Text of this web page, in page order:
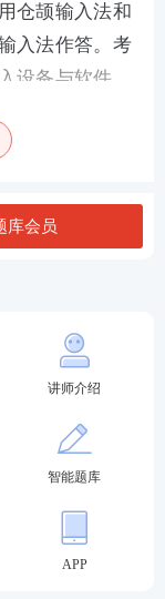
仓颉输入法和
入法作答。考
设备与软件。
机考试确有困
申请使用纸笔
时可申请笔
法律文书题、
题具体考查
库会员
讲师介绍
智能题库
APP